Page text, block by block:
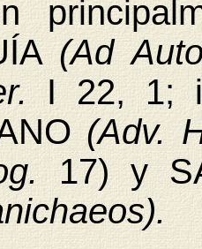
(Ad
I 22, 1;
(Adv.
17) y